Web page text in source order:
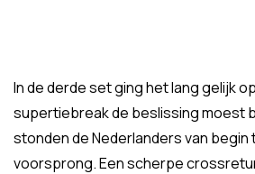
In de derde set ging het lang gelijk
supertiebreak de beslissing moest
stonden de Nederlanders van begin
voorsprong. Een scherpe